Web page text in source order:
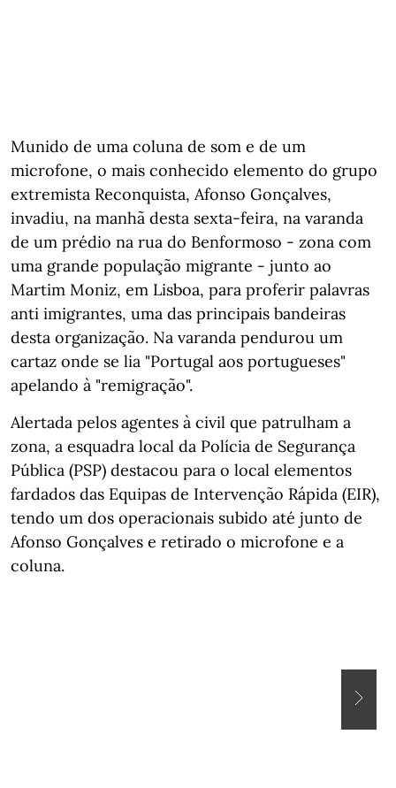
Munido de uma coluna de som e de um
microfone, o mais conhecido elemento do grupo
extremista Reconquista, Afonso Gonçalves,
invadiu, na manhã desta sexta-feira, na varanda
de um prédio na rua do Benformoso - zona com
uma grande população migrante - junto ao
Martim Moniz, em Lisboa, para proferir palavras
anti imigrantes, uma das principais bandeiras
desta organização. Na varanda pendurou um
cartaz onde se lia "Portugal aos portugueses"
apelando à "remigração".
Alertada pelos agentes à civil que patrulham a
zona, a esquadra local da Polícia de Segurança
Pública (PSP) destacou para o local elementos
fardados das Equipas de Intervenção Rápida (EIR),
tendo um dos operacionais subido até junto de
Afonso Gonçalves e retirado o microfone e a
coluna.